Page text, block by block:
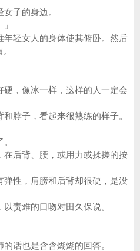
子的身边。
轻女人的身体使其俯卧。然后
，像冰一样，这样的人一定会
脖子，看起来很熟练的样子。
后背、腰，或用力或揉搓的按
性，肩膀和后背却很硬，是没
责难的口吻对田久保说。
话也是含含煳煳的回答。